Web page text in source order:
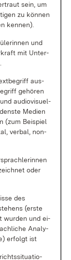
sein, um
zu kön­nen
ken­nen).
und
mit Un­ter­
aus­
ge­hö­ren
au­dio­vi­su­el­
Me­di­en
(zum Bei­spiel
ver­bal, non­
oder
des
(ers­te
wur­den und ei­
Ana­ly­
er­folgt ist